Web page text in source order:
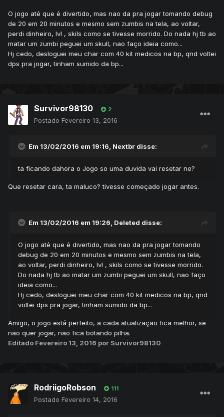
O jogo até que é divertido, mas nao da pra jogar tomando debug
de 20 em 20 minutos e mesmo sem zumbis na tela, ao voltar,
perdi dinheiro, lvl , skils como se tivesse morrido. Do nada hj tb ao
matar um zumbi peguei um skull, nao faço ideia como...
Hj cedo, desloguei meu char com 40 kit medicos na bp, qnd voltei
dps pra jogar, tinham sumido da bp...
Survivor98130 2
Postado Fevereiro 13, 2016
Em 13/02/2016 em 19:16, Nextbr disse:
ta ficando dahora o Jogo so uma duvida vai resetar ne?
Que resetar cara, ta maluco? tivesse começado jogar antes.
Em 13/02/2016 em 19:26, Deleted disse:
O jogo até que é divertido, mas nao da pra jogar tomando
debug de 20 em 20 minutos e mesmo sem zumbis na tela,
ao voltar, perdi dinheiro, lvl , skils como se tivesse morrido.
Do nada hj tb ao matar um zumbi peguei um skull, nao faço
ideia como...
Hj cedo, desloguei meu char com 40 kit medicos na bp, qnd
voltei dps pra jogar, tinham sumido da bp...
Amigo, o jogo está perfeito, a cada atualização fica melhor, se
não quer jogar, não fica botando pilha.
Editado Fevereiro 13, 2016 por Survivor98130
RodriigoRobson 111
Postado Fevereiro 14, 2016